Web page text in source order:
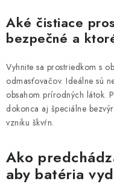
Aké čistiace
bezpečné a
Vyhnite sa prostriedkom s
odmasťovačov. Ideálne sú
obsahom prírodných látok.
dokonca aj špeciálne
vzniku škvŕn.
Ako
aby batéria